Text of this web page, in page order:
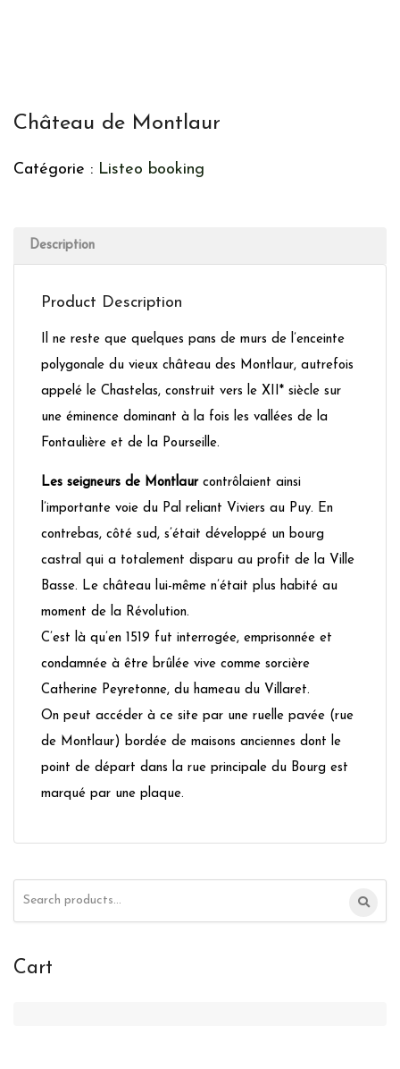
Château de Montlaur
Catégorie : Listeo booking
Description
Product Description
Il ne reste que quelques pans de murs de l’enceinte
polygonale du vieux château des Montlaur, autrefois
appelé le Chastelas, construit vers le XII* siècle sur
une éminence dominant à la fois les vallées de la
Fontaulière et de la Pourseille.
Les seigneurs de Montlaurcontrôlaient ainsi
l’importante voie du Pal reliant Viviers au Puy. En
contrebas, côté sud, s’était développé un bourg
castral qui a totalement disparu au profit de la Ville
Basse. Le château lui-même n’était plus habité au
moment de la Révolution.
C’est là qu’en 1519 fut interrogée, emprisonnée et
condamnée à être brûlée vive comme sorcière
Catherine Peyretonne, du hameau du Villaret.
On peut accéder à ce site par une ruelle pavée (rue
de Montlaur) bordée de maisons anciennes dont le
point de départ dans la rue principale du Bourg est
marqué par une plaque.
Cart